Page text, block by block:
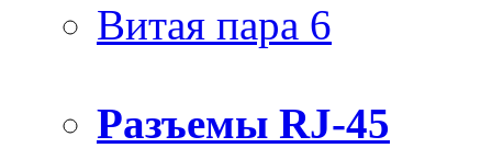
Витая пара 6
Разъемы RJ-45